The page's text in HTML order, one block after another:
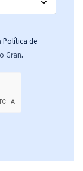
Política de
Gran.